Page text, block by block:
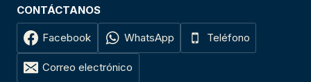
CONTÁCTANOS
Facebook WhatsApp Teléfono
Correo electrónico